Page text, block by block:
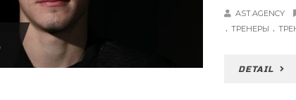
AST.AGENCY
. ТРЕНЕРЫ .
DETAIL